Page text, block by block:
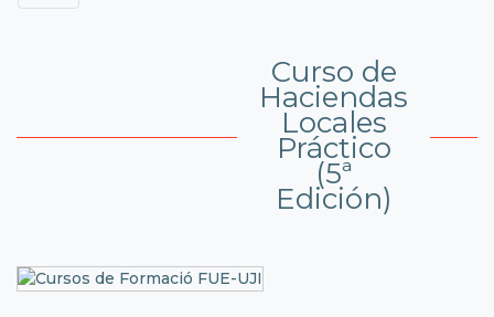
Curso de
Haciendas
Locales
Práctico
(5ª
Edición)